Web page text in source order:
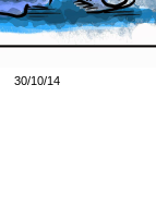
30/10/14